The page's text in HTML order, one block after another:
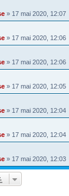
» 17 mai 2020, 12:07
» 17 mai 2020, 12:06
» 17 mai 2020, 12:06
» 17 mai 2020, 12:05
» 17 mai 2020, 12:04
» 17 mai 2020, 12:04
» 17 mai 2020, 12:03